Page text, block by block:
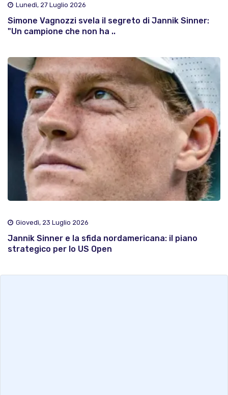
Lunedì, 27 Luglio 2026
Simone Vagnozzi svela il segreto di Jannik Sinner:
"Un campione che non ha ..
Giovedì, 23 Luglio 2026
Jannik Sinner e la sfida nordamericana: il piano
strategico per lo US Open